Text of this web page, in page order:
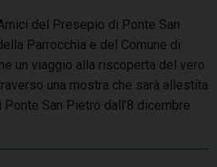
del Presepio di Ponte San
Parrocchia e del Comune di
un viaggio alla riscoperta del vero
una mostra che sarà allestita
Ponte San Pietro dall’8 dicembre